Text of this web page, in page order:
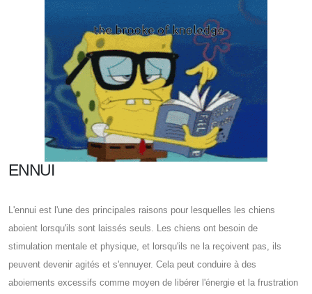
ENNUI
L'ennui est l'une des principales raisons pour lesquelles les chiens
aboient lorsqu'ils sont laissés seuls. Les chiens ont besoin de
stimulation mentale et physique, et lorsqu'ils ne la reçoivent pas, ils
peuvent devenir agités et s'ennuyer. Cela peut conduire à des
aboiements excessifs comme moyen de libérer l'énergie et la frustration